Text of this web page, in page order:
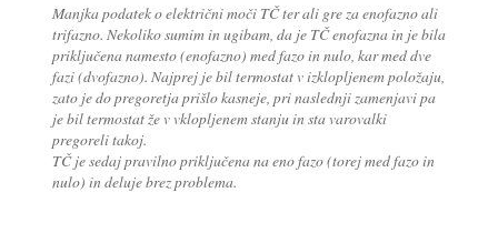
Manjka podatek o električni moči TČ ter ali gre za enofazno ali
trifazno. Nekoliko sumim in ugibam, da je TČ enofazna in je bila
priključena namesto (enofazno) med fazo in nulo, kar med dve
fazi (dvofazno). Najprej je bil termostat v izklopljenem položaju,
zato je do pregoretja prišlo kasneje, pri naslednji zamenjavi pa
je bil termostat že v vklopljenem stanju in sta varovalki
pregoreli takoj.
TČ je sedaj pravilno priključena na eno fazo (torej med fazo in
nulo) in deluje brez problema.